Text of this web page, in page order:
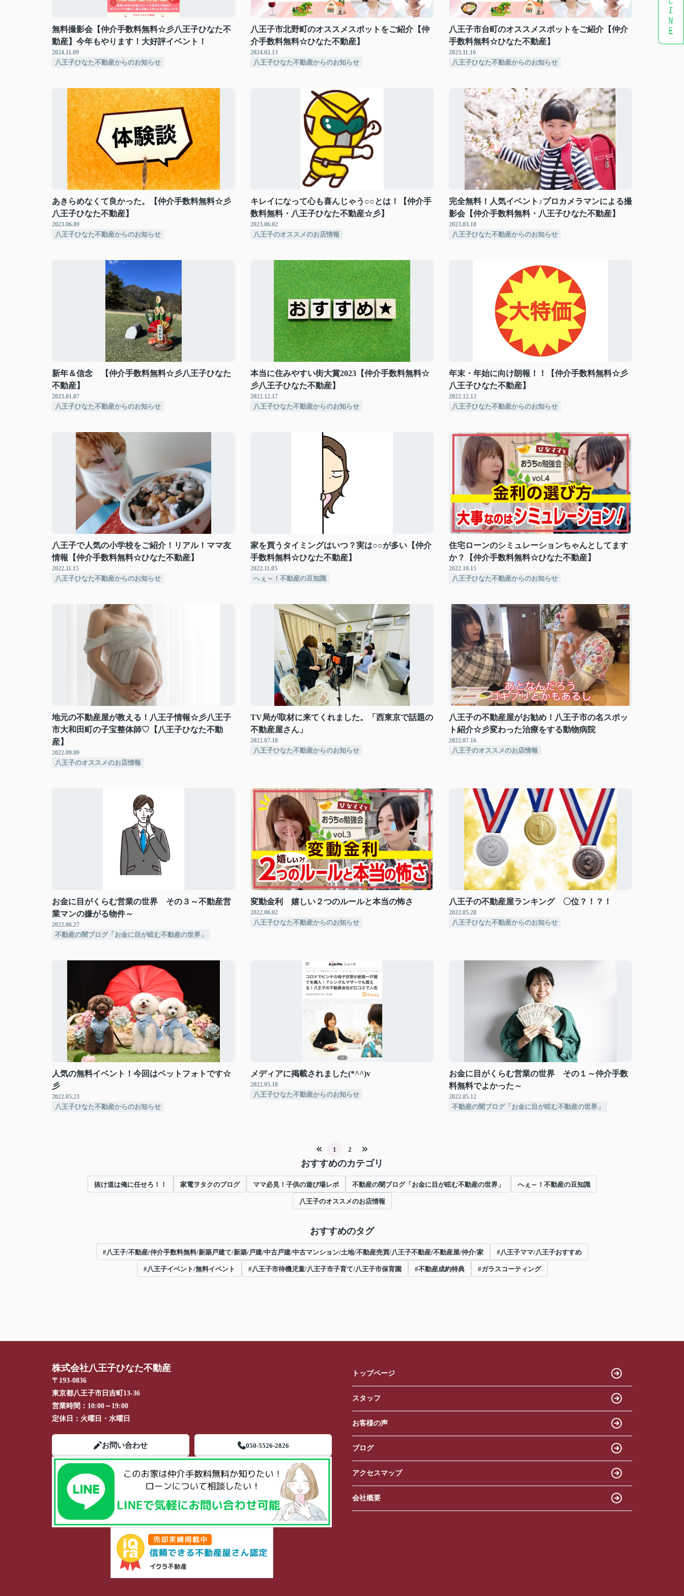
無料撮影会【仲介手数料無料☆彡八王子ひなた不
動産】今年もやります！大好評イベント！
2024.11.09
八王子ひなた不動産からのお知らせ
八王子市北野町のオススメスポットをご紹介【仲
介手数料無料☆ひなた不動産】
2024.02.13
八王子ひなた不動産からのお知らせ
八王子市台町のオススメスポットをご紹介【仲介
手数料無料☆ひなた不動産】
2023.11.16
八王子ひなた不動産からのお知らせ
あきらめなくて良かった。【仲介手数料無料☆彡
八王子ひなた不動産】
2023.06.09
八王子ひなた不動産からのお知らせ
キレイになって心も喜んじゃう○○とは！【仲介手
数料無料・八王子ひなた不動産☆彡】
2023.06.02
八王子のオススメのお店情報
完全無料！人気イベント♪プロカメラマンによる撮
影会【仲介手数料無料・八王子ひなた不動産】
2023.03.18
八王子ひなた不動産からのお知らせ
新年＆信念 【仲介手数料無料☆彡八王子ひなた
不動産】
2023.01.07
八王子ひなた不動産からのお知らせ
本当に住みやすい街大賞2023【仲介手数料無料☆
彡八王子ひなた不動産】
2022.12.17
八王子ひなた不動産からのお知らせ
年末・年始に向け朗報！！【仲介手数料無料☆彡
八王子ひなた不動産】
2022.12.12
八王子ひなた不動産からのお知らせ
八王子で人気の小学校をご紹介！リアル！ママ友
情報【仲介手数料無料☆ひなた不動産】
2022.11.15
八王子ひなた不動産からのお知らせ
家を買うタイミングはいつ？実は○○が多い【仲介
手数料無料☆ひなた不動産】
2022.11.05
へぇ～！不動産の豆知識
住宅ローンのシミュレーションちゃんとしてます
か？【仲介手数料無料☆ひなた不動産】
2022.10.15
八王子ひなた不動産からのお知らせ
地元の不動産屋が教える！八王子情報☆彡八王子
市大和田町の子宝整体師♡【八王子ひなた不動
産】
2022.09.09
八王子のオススメのお店情報
TV局が取材に来てくれました。「西東京で話題の
不動産屋さん」
2022.07.18
八王子ひなた不動産からのお知らせ
八王子の不動産屋がお勧め！八王子市の名スポッ
ト紹介☆彡変わった治療をする動物病院
2022.07.16
八王子のオススメのお店情報
お金に目がくらむ営業の世界 その３～不動産営
業マンの嫌がる物件～
2022.06.27
不動産の闇ブログ「お金に目が眩む不動産の世界」
変動金利 嬉しい２つのルールと本当の怖さ
2022.06.02
八王子ひなた不動産からのお知らせ
八王子の不動産屋ランキング 〇位？！？！
2022.05.28
八王子ひなた不動産からのお知らせ
人気の無料イベント！今回はペットフォトです☆
彡
2022.05.23
八王子ひなた不動産からのお知らせ
メディアに掲載されました(*^^)v
2022.05.18
八王子ひなた不動産からのお知らせ
お金に目がくらむ営業の世界 その１～仲介手数
料無料でよかった～
2022.05.12
不動産の闇ブログ「お金に目が眩む不動産の世界」
1 2
おすすめのカテゴリ
抜け道は俺に任せろ！！ 家電ヲタクのブログ ママ必見！子供の遊び場レポ 不動産の闇ブログ「お金に目が眩む不動産の世界」 へぇ～！不動産の豆知識
八王子のオススメのお店情報
おすすめのタグ
#八王子/不動産/仲介手数料無料/新築戸建て/新築/戸建/中古戸建/中古マンション/土地/不動産売買/八王子不動産/不動産屋/仲介/家 #八王子ママ/八王子おすすめ
#八王子イベント/無料イベント #八王子市待機児童/八王子市子育て/八王子市保育園 #不動産成約特典 #ガラスコーティング
株式会社八王子ひなた不動産
〒193-0836
東京都八王子市日吉町13-36
営業時間： 10:00～19:00
定休日： 火曜日・水曜日
お問い合わせ 050-5526-2826
トップページ
スタッフ
お客様の声
ブログ
アクセスマップ
会社概要